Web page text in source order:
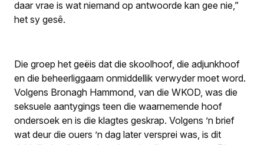
daar vrae is wat niemand op antwoorde kan gee nie,”
het sy gesê.
Die groep het geëis dat die skoolhoof, die adjunkhoof
en die beheerliggaam onmiddellik verwyder moet word.
Volgens Bronagh Hammond, van die WKOD, was die
seksuele aantygings teen die waarnemende hoof
ondersoek en is die klagtes geskrap. Volgens ’n brief
wat deur die ouers ’n dag later versprei was, is dit